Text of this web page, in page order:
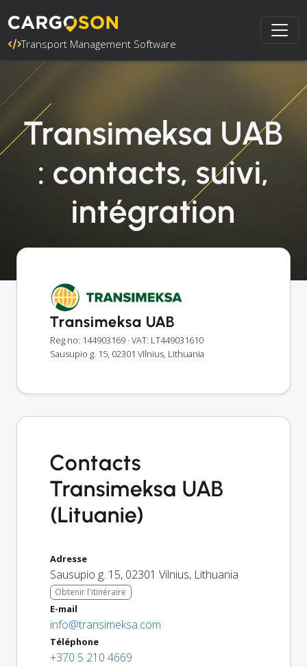
Transport Management Software
Transimeksa UAB
: contacts, suivi,
intégration
Transimeksa UAB
Reg no: 144903169 · VAT: LT449031610
Sausupio g. 15, 02301 Vilnius, Lithuania
Contacts
Transimeksa UAB
(Lituanie)
Adresse
Sausupio g. 15, 02301 Vilnius, Lithuania
Obtenir l'itinéraire
E-mail
info@transimeksa.com
Téléphone
+370 5 210 4669